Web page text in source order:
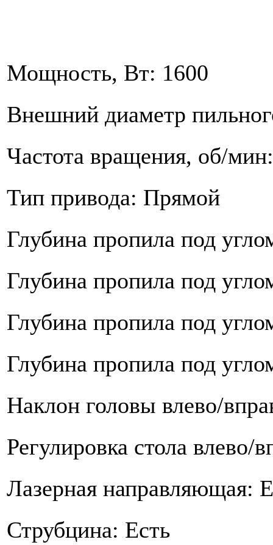
Мощность, Вт: 1600
Внешний диаметр
Частота вращения, об/
Тип привода: Прямой
Глубина пропила под
Глубина пропила под
Глубина пропила под
Глубина пропила под
Наклон головы влево/
Регулировка стола влево/
Лазерная направляющая:
Струбцина: Есть